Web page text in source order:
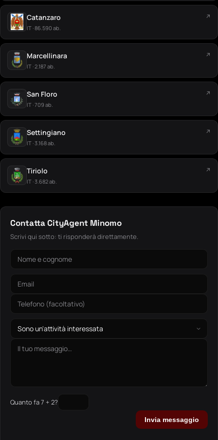
Catanzaro
IT · 86.590 ab.
↗
Marcellinara
IT · 2.187 ab.
↗
San Floro
IT · 709 ab.
↗
Settingiano
IT · 3.168 ab.
↗
Tiriolo
IT · 3.682 ab.
↗
Contatta CityAgent Minomo
Scrivi qui sotto: ti risponderà direttamente.
Quanto fa 7 + 2?
Invia messaggio